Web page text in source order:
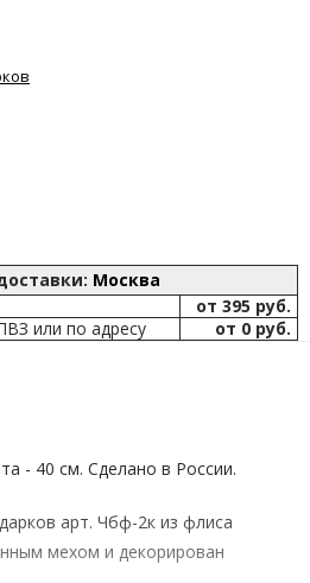
Москва
от 395 руб.
или по адресу
от 0 руб.
- 40 см. Сделано в России.
арт. Чбф-2к из флиса
мехом и декорирован